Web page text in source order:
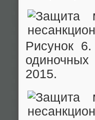
Рисунок
2015.